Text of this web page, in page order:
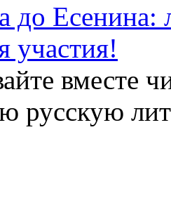
Есенина:
участия!
вместе
русскую